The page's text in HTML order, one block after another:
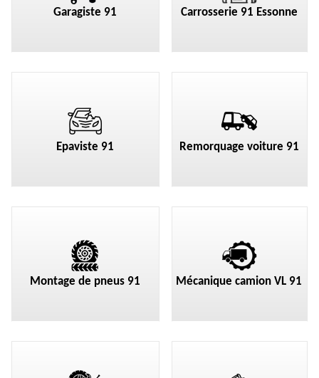
Garagiste 91 Carrosserie 91 Essonne
Epaviste 91 Remorquage voiture 91
Montage de pneus 91 Mécanique camion VL 91